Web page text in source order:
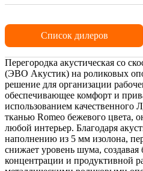
Список дилеров
Перегородка акустическая со
(ЭВО Акустик) на роликовых
решение для организации
обеспечивающее комфорт и
использованием
тканью Romeo бежевого цвета,
любой интерьер. Благодаря
наполнению из 5 мм изолона,
снижает уровень шума,
концентрации и продуктивной